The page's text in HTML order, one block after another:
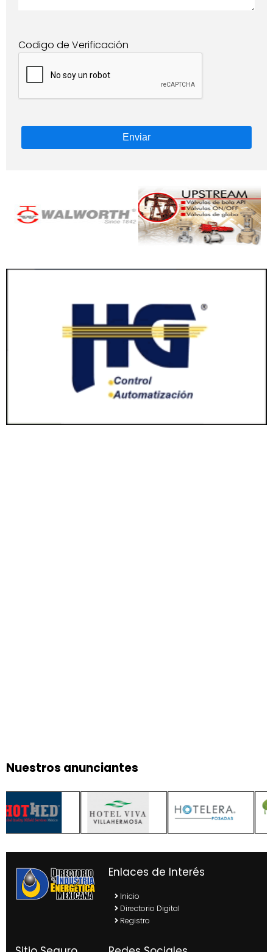
Codigo de Verificación
Enviar
Nuestros anunciantes
Enlaces de Interés
Inicio
Directorio Digital
Registro